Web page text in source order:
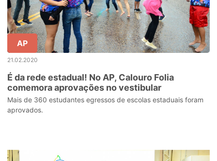
AP
21.02.2020
É da rede estadual! No AP, Calouro Folia
comemora aprovações no vestibular
Mais de 360 estudantes egressos de escolas estaduais foram
aprovados.